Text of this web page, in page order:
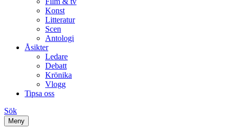
Konst
Litteratur
Scen
Antologi
Åsikter
Ledare
Debatt
Krönika
Vlogg
Tipsa oss
Sök
Meny